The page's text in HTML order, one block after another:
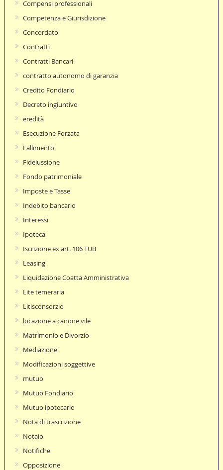
Compensi professionali
Competenza e Giurisdizione
Concordato
Contratti
Contratti Bancari
contratto autonomo di garanzia
Credito Fondiario
Decreto ingiuntivo
eredità
Esecuzione Forzata
Fallimento
Fideiussione
Fondo patrimoniale
Imposte e Tasse
Indebito bancario
Interessi
Ipoteca
Iscrizione ex art. 106 TUB
Leasing
Liquidazione Coatta Amministrativa
Lite temeraria
Litisconsorzio
locazione a canone vile
Matrimonio e Divorzio
Mediazione
Modificazioni soggettive
mutuo
Mutuo Fondiario
Mutuo ipotecario
Nota di trascrizione
Notaio
Notifiche
Opposizione